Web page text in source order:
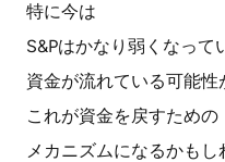
特に今は
S&Pはかなり弱くなって
資金が流れている可能性
これが資金を戻すための
メカニズムになるかもし